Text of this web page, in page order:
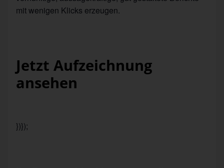
mit wenigen Klicks erzeugen.
Jetzt Aufzeichnung
ansehen
})});